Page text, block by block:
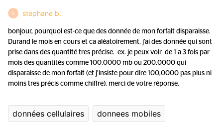
S stephane b.
bonjour, pourquoi est-ce que des donnée de mon forfait disparaisse.
Durand le mois en cours et ca aléatoirement, j’ai des donnée qui sont
prise dans des quantité tres précise. ex. je peux voir de 1 a 3 fois par
mois des quantités comme 100,0000 mb ou 200,0000 qui
disparaisse de mon forfait (et j’insiste pour dire 100,0000 pas plus ni
moins tres précis comme chiffre). merci de votre réponse.
données cellulaires donnees mobiles